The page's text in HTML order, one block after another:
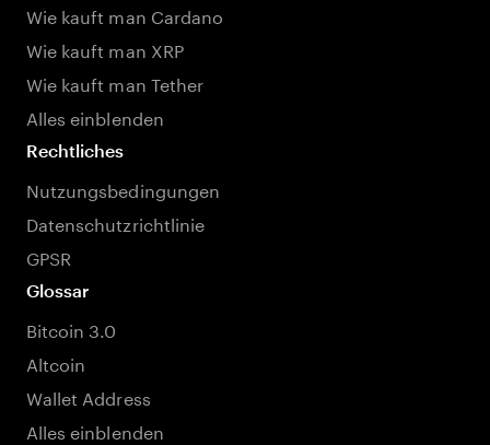
Wie kauft man Cardano
Wie kauft man XRP
Wie kauft man Tether
Alles einblenden
Rechtliches
Nutzungsbedingungen
Datenschutzrichtlinie
GPSR
Glossar
Bitcoin 3.0
Altcoin
Wallet Address
Alles einblenden